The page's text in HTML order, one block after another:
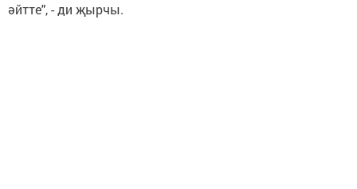
әйтте", - ди җырчы.